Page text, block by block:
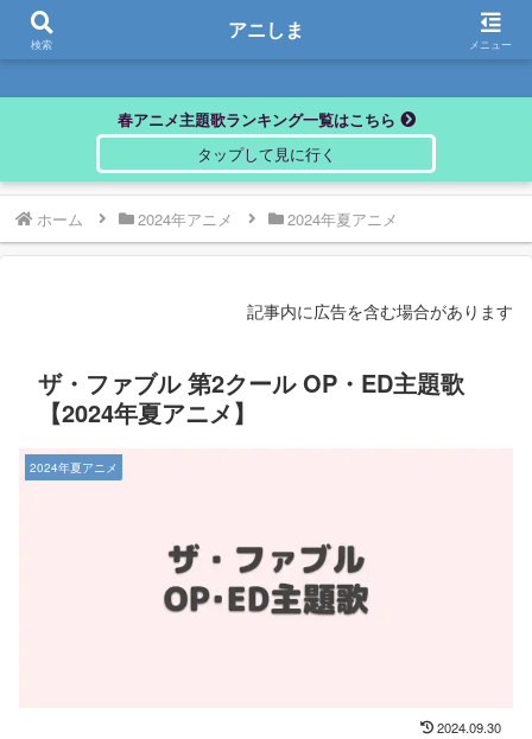
アニしま
春アニメ主題歌ランキング一覧はこちら
ホーム 2024年アニメ 2024年夏アニメ
記事内に広告を含む場合があります
ザ・ファブル 第2クール OP・ED主題歌
【2024年夏アニメ】
2024年夏アニメ
2024.09.30
検索
アニしま
メニュー